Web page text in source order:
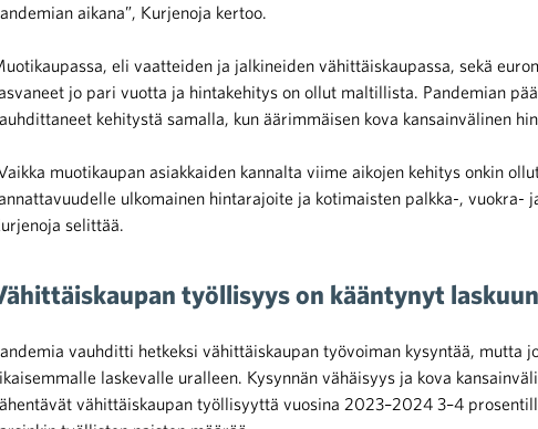
aikana”, Kurjenoja kertoo.
eli vaatteiden ja jalkineiden vähittäiskaupassa, sekä
jo pari vuotta ja hintakehitys on ollut maltillista. Pandemian
kehitystä samalla, kun äärimmäisen kova kansainvälinen
muotikaupan asiakkaiden kannalta viime aikojen kehitys onkin
ulkomainen hintarajoite ja kotimaisten palkka-, vuokra-
selittää.
työllisyys on kääntynyt laskuun
vauhditti hetkeksi vähittäiskaupan työvoiman kysyntää, mutta
laskevalle uralleen. Kysynnän vähäisyys ja kova
vähittäiskaupan työllisyyttä vuosina 2023–2024 3–4